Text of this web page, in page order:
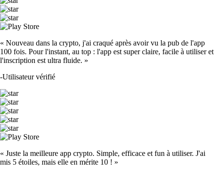
« Nouveau dans la crypto, j'ai craqué après avoir vu la pub de l'app
100 fois. Pour l'instant, au top : l'app est super claire, facile à utiliser et
l'inscription est ultra fluide. »
-Utilisateur vérifié
« Juste la meilleure app crypto. Simple, efficace et fun à utiliser. J'ai
mis 5 étoiles, mais elle en mérite 10 ! »